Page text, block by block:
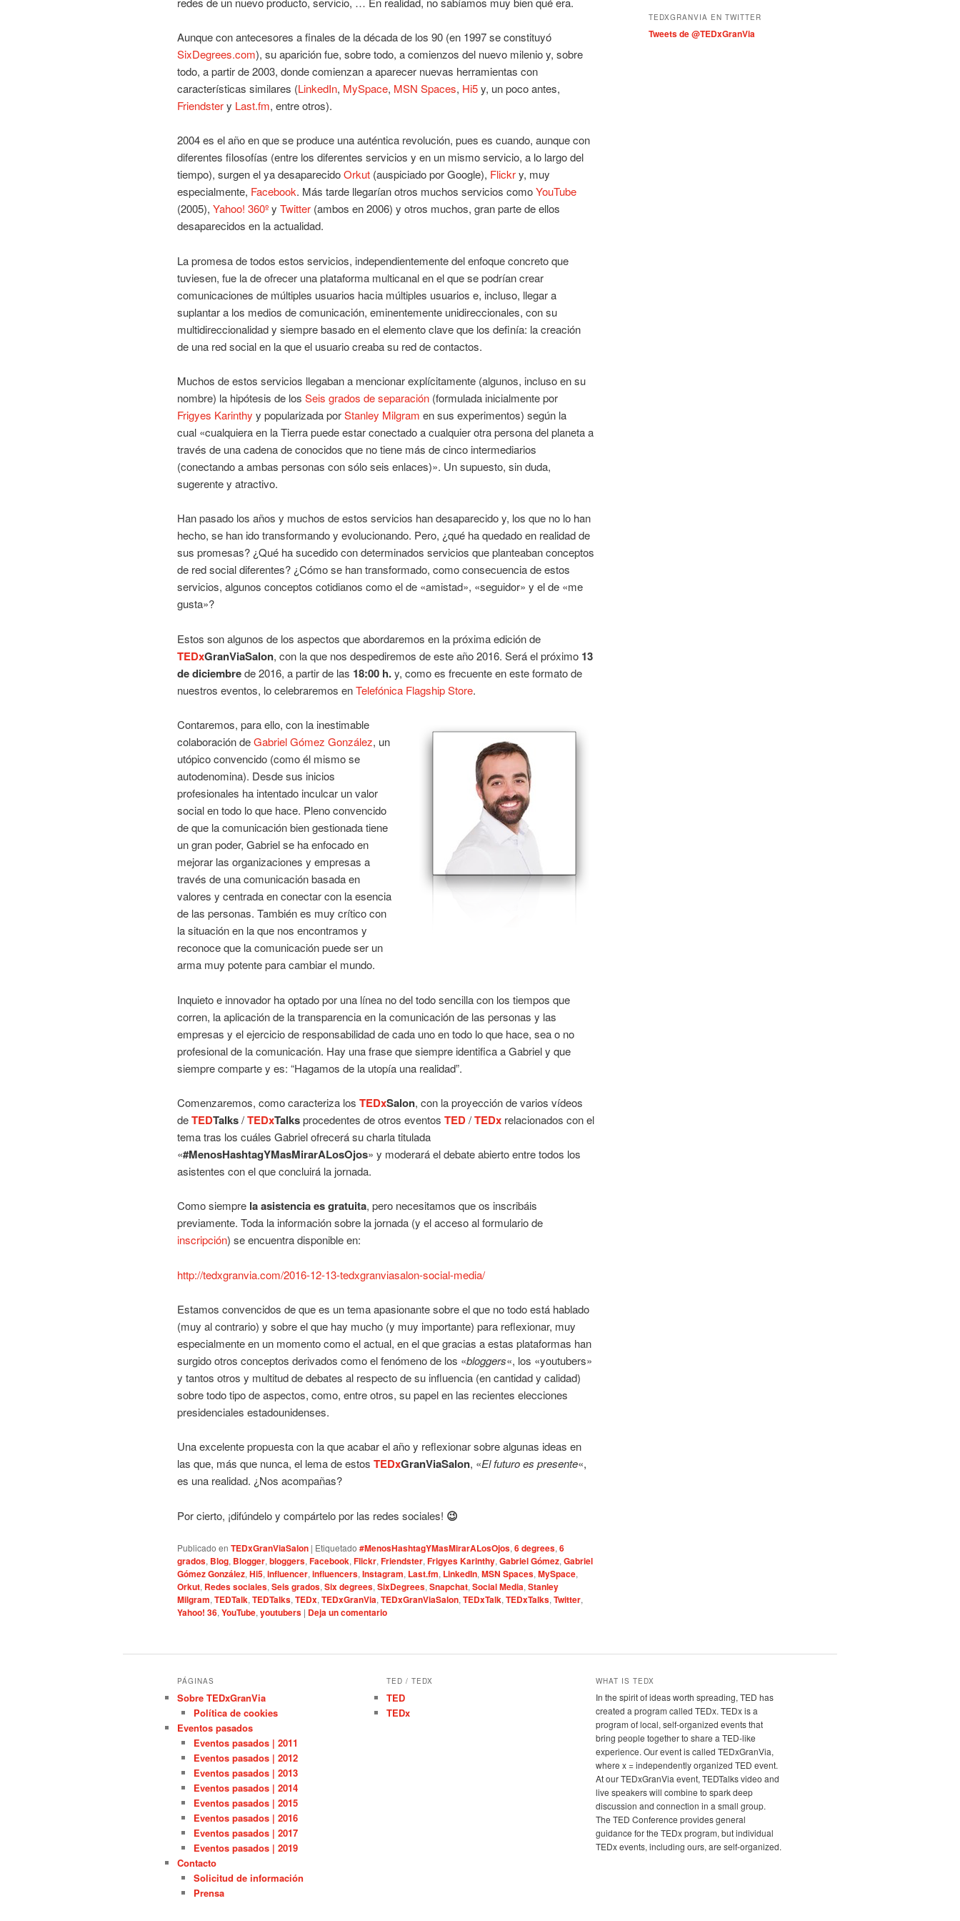
Aunque con antecesores a finales de la década de los 90 (en 1997 se constituyó
SixDegrees.com), su aparición fue, sobre todo, a comienzos del nuevo milenio y, sobre
todo, a partir de 2003, donde comienzan a aparecer nuevas herramientas con
características similares (LinkedIn, MySpace, MSN Spaces, Hi5y, un poco antes,
Friendstery Last.fm, entre otros).
2004 es el año en que se produce una auténtica revolución, pues es cuando, aunque con
diferentes filosofías (entre los diferentes servicios y en un mismo servicio, a lo largo del
tiempo), surgen el ya desaparecidoOrkut (auspiciado por Google), Flickry, muy
especialmente, Facebook. Más tarde llegarían otros muchos servicios comoYouTube
(2005), Yahoo! 360ºy Twitter (ambos en 2006) y otros muchos, gran parte de ellos
desaparecidos en la actualidad.
La promesa de todos estos servicios, independientemente del enfoque concreto que
tuviesen, fue la de ofrecer una plataforma multicanal en el que se podrían crear
comunicaciones de múltiples usuarios hacia múltiples usuarios e, incluso, llegar a
suplantar a los medios de comunicación, eminentemente unidireccionales, con su
multidireccionalidad y siempre basado en el elemento clave que los definía: la creación
de una red social en la que el usuario creaba su red de contactos.
Muchos de estos servicios llegaban a mencionar explícitamente (algunos, incluso en su
nombre) la hipótesis de los Seis grados de separación (formulada inicialmente por
Frigyes Karinthy y popularizada porStanley Milgram en sus experimentos) según la
cual «cualquiera en la Tierra puede estar conectado a cualquier otra persona del planeta a
través de una cadena de conocidos que no tiene más de cinco intermediarios
(conectando a ambas personas con sólo seis enlaces)». Un supuesto, sin duda,
sugerente y atractivo.
Han pasado los años y muchos de estos servicios han desaparecido y, los que no lo han
hecho, se han ido transformando y evolucionando. Pero, ¿qué ha quedado en realidad de
sus promesas? ¿Qué ha sucedido con determinados servicios que planteaban conceptos
de red social diferentes? ¿Cómo se han transformado, como consecuencia de estos
servicios, algunos conceptos cotidianos como el de «amistad», «seguidor» y el de «me
gusta»?
Estos son algunos de los aspectos que abordaremos en la próxima edición de
TEDxGranViaSalon, con la que nos despediremos de este año 2016. Será el próximo 13
de diciembrede 2016, a partir de las 18:00 h.y, como es frecuente en este formato de
nuestros eventos, lo celebraremos enTelefónica Flagship Store.
Contaremos, para ello, con la inestimable
colaboración deGabriel Gómez González, un
utópico convencido (como él mismo se
autodenomina). Desde sus inicios
profesionales ha intentado inculcar un valor
social en todo lo que hace. Pleno convencido
de que la comunicación bien gestionada tiene
un gran poder, Gabriel se ha enfocado en
mejorar las organizaciones y empresas a
través de una comunicación basada en
valores y centrada en conectar con la esencia
de las personas. También es muy crítico con
la situación en la que nos encontramos y
reconoce que la comunicación puede ser un
arma muy potente para cambiar el mundo.
Inquieto e innovador ha optado por una línea no del todo sencilla con los tiempos que
corren, la aplicación de la transparencia en la comunicación de las personas y las
empresas y el ejercicio de responsabilidad de cada uno en todo lo que hace, sea o no
profesional de la comunicación. Hay una frase que siempre identifica a Gabriel y que
siempre comparte y es: “Hagamos de la utopía una realidad”.
Comenzaremos, como caracteriza los TEDxSalon, con la proyección de varios vídeos
deTEDTalks/TEDxTalksprocedentes de otros eventos TED/TEDx relacionados con el
tema tras los cuáles Gabriel ofrecerá su charla titulada
«#MenosHashtagYMasMirarALosOjos» y moderará el debate abierto entre todos los
asistentes con el que concluirá la jornada.
Como siempre la asistencia es gratuita, pero necesitamos que os inscribáis
previamente. Toda la información sobre la jornada (y el acceso al formulario de
inscripción) se encuentra disponible en:
http://tedxgranvia.com/2016-12-13-tedxgranviasalon-social-media/
Estamos convencidos de que es un tema apasionante sobre el que no todo está hablado
(muy al contrario) y sobre el que hay mucho (y muy importante) para reflexionar, muy
especialmente en un momento como el actual, en el que gracias a estas plataformas han
surgido otros conceptos derivados como el fenómeno de los «bloggers«, los «youtubers»
y tantos otros y multitud de debates al respecto de su influencia (en cantidad y calidad)
sobre todo tipo de aspectos, como, entre otros, su papel en las recientes elecciones
presidenciales estadounidenses.
Una excelente propuesta con la que acabar el año y reflexionar sobre algunas ideas en
las que, más que nunca, el lema de estos TEDxGranViaSalon, «El futuro es presente«,
es una realidad. ¿Nos acompañas?
Por cierto, ¡difúndelo y compártelo por las redes sociales! 😉
Publicado en TEDxGranViaSalon | Etiquetado #MenosHashtagYMasMirarALosOjos, 6 degrees, 6
grados, Blog, Blogger, bloggers, Facebook, Flickr, Friendster, Frigyes Karinthy, Gabriel Gómez, Gabriel
Gómez González, Hi5, influencer, influencers, Instagram, Last.fm, LinkedIn, MSN Spaces, MySpace,
Orkut, Redes sociales, Seis grados, Six degrees, SixDegrees, Snapchat, Social Media, Stanley
Milgram, TEDTalk, TEDTalks, TEDx, TEDxGranVia, TEDxGranViaSalon, TEDxTalk, TEDxTalks, Twitter,
Yahoo! 36, YouTube, youtubers | Deja un comentario
a
s
TEDXGRANVIA EN TWITTER
Tweets de @TEDxGranVia
PÁGINAS
Sobre TEDxGranVia
Política de cookies
Eventos pasados
Eventos pasados | 2011
Eventos pasados | 2012
Eventos pasados | 2013
Eventos pasados | 2014
Eventos pasados | 2015
Eventos pasados | 2016
Eventos pasados | 2017
Eventos pasados | 2019
Contacto
Solicitud de información
Prensa
TED / TEDX
TED
TEDx
WHAT IS TEDX
In the spirit of ideas worth spreading, TED has
created a program called TEDx. TEDx is a
program of local, self-organized events that
bring people together to share a TED-like
experience. Our event is called TEDxGranVia,
where x = independently organized TED event.
At our TEDxGranVia event, TEDTalks video and
live speakers will combine to spark deep
discussion and connection in a small group.
The TED Conference provides general
guidance for the TEDx program, but individual
TEDx events, including ours, are self-organized.